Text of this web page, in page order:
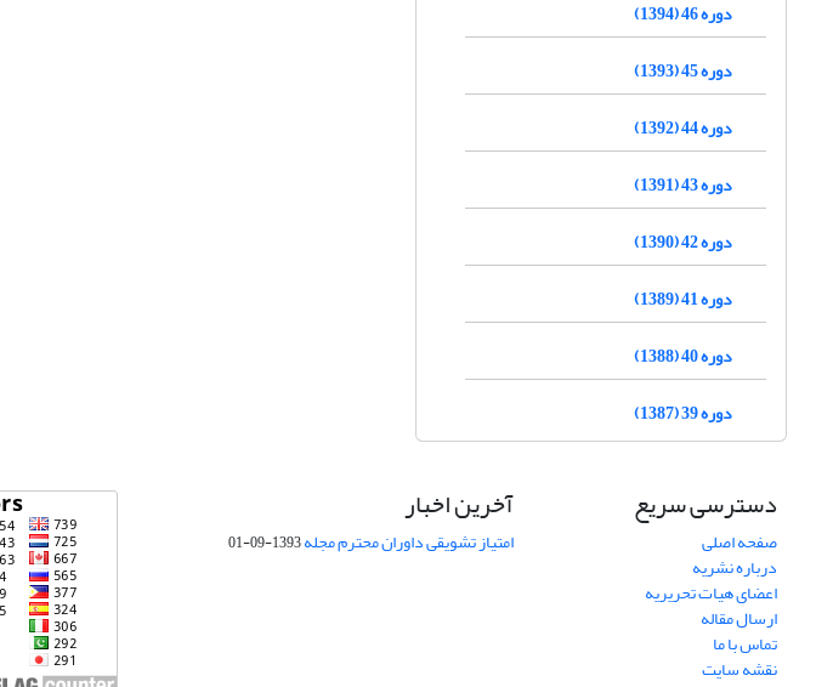
دوره 46 (1394)
دوره 45 (1393)
دوره 44 (1392)
دوره 43 (1391)
دوره 42 (1390)
دوره 41 (1389)
دوره 40 (1388)
دوره 39 (1387)
دسترسی سریع
صفحه اصلی
درباره نشریه
اعضای هیات تحریریه
ارسال مقاله
تماس با ما
نقشه سایت
آخرین اخبار
امتیاز تشویقی داوران محترم مجله1393-09-01